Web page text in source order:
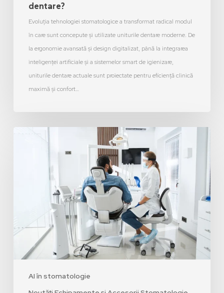
dentare?
Evoluția tehnologiei stomatologice a transformat radical modul
în care sunt concepute și utilizate uniturile dentare moderne. De
la ergonomie avansată și design digitalizat, până la integrarea
inteligenței artificiale și a sistemelor smart de igienizare,
uniturile dentare actuale sunt proiectate pentru eficiență clinică
maximă și confort…
AI în stomatologie